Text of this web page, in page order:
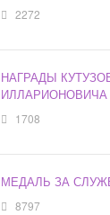
2272
НАГРАДЫ
1708
МЕДАЛЬ ЗА
8797